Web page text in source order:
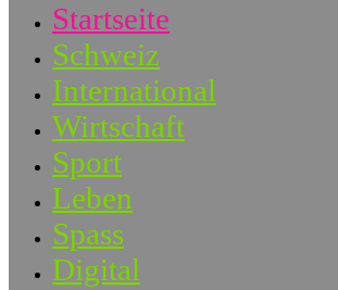
Startseite
Schweiz
International
Wirtschaft
Sport
Leben
Spass
Digital